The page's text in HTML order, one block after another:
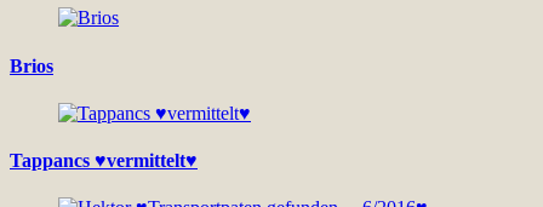
Brios
Tappancs ♥vermittelt♥